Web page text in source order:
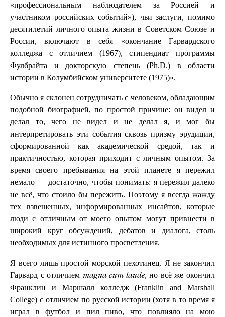
«профессиональным наблюдателем за Россией и
участником российских событий»), чьи заслуги, помимо
десятилетий личного опыта жизни в Советском Союзе и
России, включают в себя «окончание Гарвардского
колледжа с отличием (1967), стипендиат программы
Фулбрайта и докторскую степень (Ph.D.) в области
истории в Колумбийском университете (1975)».
Обычно я склонен сотрудничать с человеком, обладающим
подобной биографией, по простой причине: он видел и
делал то, чего не видел и не делал я, и мог бы
интерпретировать эти события сквозь призму эрудиции,
сформированной как академической средой, так и
практичностью, которая приходит с личным опытом. За
время своего пребывания на этой планете я пережил
немало — достаточно, чтобы понимать: я пережил далеко
не всё, что стоило бы пережить. Поэтому я всегда жажду
тех взвешенных, информированных инсайтов, которые
люди с отличным от моего опытом могут привнести в
широкий круг обсуждений, дебатов и диалога, столь
необходимых для истинного просветления.
Я всего лишь простой морской пехотинец. Я не закончил
Гарвард с отличием magna cum laude, но всё же окончил
Франклин и Маршалл колледж (Franklin and Marshall
College) с отличием по русской истории (хотя в то время я
играл в футбол и пил пиво, что повлияло на мою